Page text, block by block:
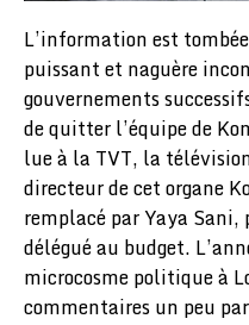
L’information est
puissant et naguère
gouvernements
de quitter l’équipe de
lue à la TVT, la
directeur de cet organe
remplacé par Yaya
délégué au budget.
microcosme politique à
commentaires un peu